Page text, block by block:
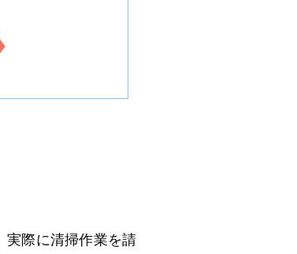
実際に清掃作業を請